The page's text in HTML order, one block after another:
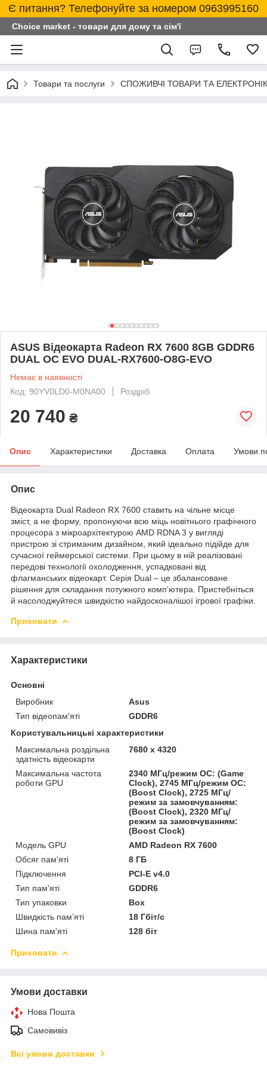
Є питання? Телефонуйте за номером 0963995160
Choice market - товари для дому та сім'ї
Товари та послуги СПОЖИВЧІ ТОВАРИ ТА
ASUS Відеокарта Radeon RX 7600 8GB GDDR6
DUAL OC EVO DUAL-RX7600-O8G-EVO
Немає в наявності
Код: 90YV0LD0-M0NA00
Роздріб
20 740 ₴
Опис Характеристики Доставка Оплата Умови
Опис
Відеокарта Dual Radeon RX 7600 ставить на чільне місце
зміст, а не форму, пропонуючи всю міць новітнього графічного
процесора з мікроархітектурою AMD RDNA 3 у вигляді
пристрою зі стриманим дизайном, який ідеально підійде для
сучасної геймерської системи. При цьому в ній реалізовані
передові технології охолодження, успадковані від
флагманських відеокарт. Серія Dual – це збалансоване
рішення для складання потужного комп'ютера. Пристебніться
й насолоджуйтеся швидкістю найдосконалішої ігрової графіки.
Приховати
Характеристики
Основні
Виробник
Asus
Тип відеопам'яті
GDDR6
Користувальницькі характеристики
Максимальна роздільна
здатність відеокарти
7680 x 4320
Максимальна частота
роботи GPU
2340 МГц/режим OC: (Game
Clock), 2745 МГц/режим OC:
(Boost Clock), 2725 МГц/
режим за замовчуванням:
(Boost Clock), 2320 МГц/
режим за замовчуванням:
(Boost Clock)
Модель GPU
AMD Radeon RX 7600
Обсяг пам'яті
8 ГБ
Підключення
PCI-E v4.0
Тип пам'яті
GDDR6
Тип упаковки
Box
Швидкість пам’яті
18 Гбіт/с
Шина пам'яті
128 біт
Приховати
Умови доставки
Нова Пошта
Самовивіз
Всі умови доставки